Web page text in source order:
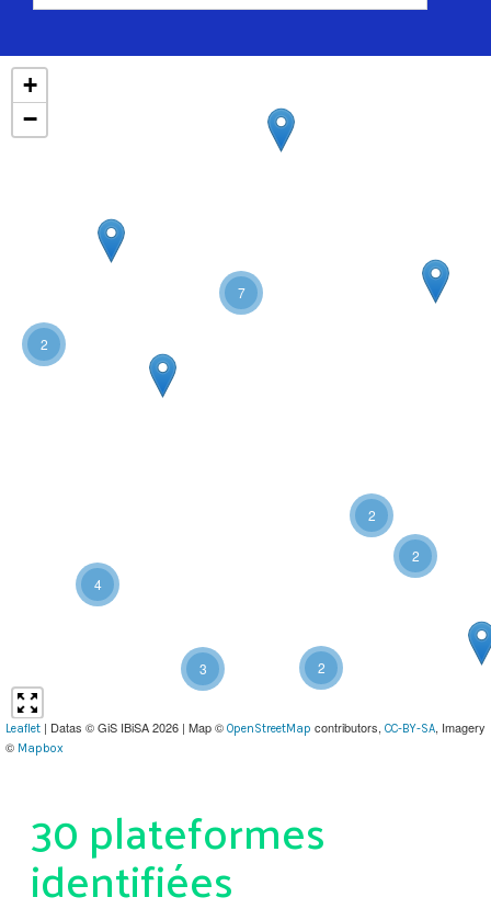
4
2
2
3
7
2
2
+
−
Leaflet | Datas © GiS IBiSA 2026 | Map © OpenStreetMap contributors, CC-BY-SA, Imagery
© Mapbox
30 plateformes
identifiées